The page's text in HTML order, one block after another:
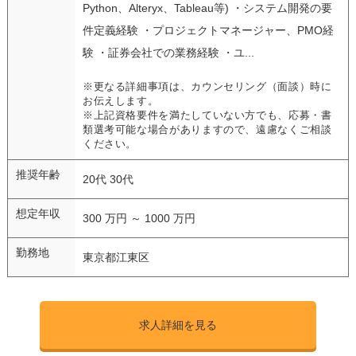
Python、Alteryx、Tableau等) ・システム開発の要
件定義経験 ・プロジェクトマネージャー、PMO経
験 ・証券会社での業務経験 ・ユ...
※更なる詳細事項は、カウンセリング（面談）時に
お伝えします。
※上記資格要件を満たしていない方でも、応募・書
類選考可能な場合がありますので、遠慮なくご相談
ください。
推奨年齢 20代 30代
想定年収 300 万円 ～ 1000 万円
勤務地 東京都江東区
求人詳細を見る